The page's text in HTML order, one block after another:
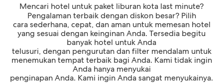
Mencari hotel untuk paket liburan kota last minute?
Pengalaman terbaik dengan diskon besar? Pilih
cara sederhana, cepat, dan aman untuk memesan hotel
yang sesuai dengan keinginan Anda. Tersedia begitu
banyak hotel untuk Anda
telusuri, dengan pengurutan dan filter mendalam untuk
menemukan tempat terbaik bagi Anda. Kami tidak ingin
Anda hanya menyukai
penginapan Anda. Kami ingin Anda sangat menyukainya.